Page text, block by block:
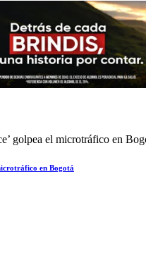
en Bogotá